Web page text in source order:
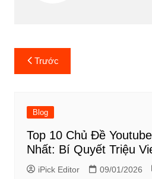
Điều
hướng
viết
Trước
Blog
Top 10 Chủ Đề
Nhất: Bí Quyết Triệu
iPick Editor 09/01/2026